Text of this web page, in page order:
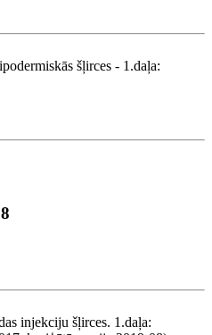
šļirces - 1.daļa:
injekciju šļirces. 1.daļa: